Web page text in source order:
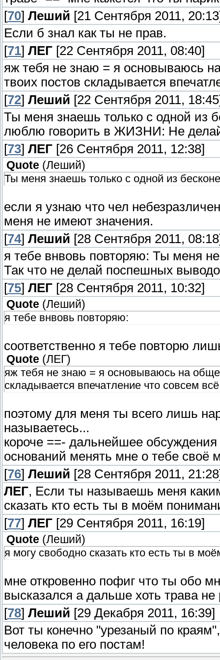
[70] Леший [21 Сентября 2011,
Если б знал как ты не прав.
[71] ЛЕГ [22 Сентября 2011, 08:40]
яж тебя не знаю = я основываюсь
твоих постов складывается
[72] Леший [22 Сентября 2011,
Ты меня знаешь только с одной из
люблю говорить в ЖИЗНИ: Не
[73] ЛЕГ [26 Сентября 2011, 12:38]
Quote (Леший)
Ты меня знаешь только с одной из
если я узнаю что чел
меня не имеют значения.
[74] Леший [28 Сентября 2011,
я тебе внвовь повторяю: Ты меня
Так что не делай поспешных
[75] ЛЕГ [28 Сентября 2011, 10:32]
Quote (Леший)
я тебе внвовь повторяю:
соответственно я тебе повторю
Quote (ЛЕГ)
яж тебя не знаю = я основываюсь на
складывается впечатление что совсем
поэтому для меня ты всего лишь
называетесь...
короче ==- дальнейшее
оснований менять мне о тебе своё
[76] Леший [28 Сентября 2011,
ЛЕГ, Если ты называешь меня
сказать кто есть ты в моём
[77] ЛЕГ [29 Сентября 2011, 16:19]
Quote (Леший)
я могу свободно сказать кто есть ты в
мне откровенно пофиг что ты обо
высказался а дальше хоть трава не
[78] Леший [29 Декабря 2011, 16:39]
Вот ты конечно "урезаный по
человека по его постам!